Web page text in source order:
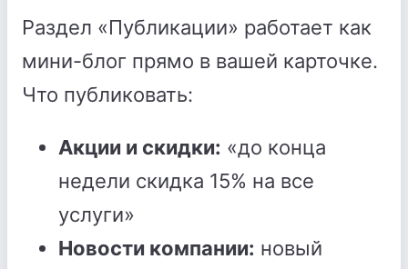
Раздел «Публикации» работает как
мини-блог прямо в вашей карточке.
Что публиковать:
Акции и скидки: «до конца
недели скидка 15% на все
услуги»
Новости компании: новый